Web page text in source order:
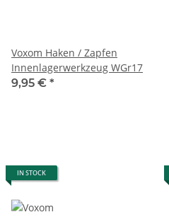
Voxom Haken / Zapfen
Innenlagerwerkzeug WGr17
9,95 € *
IN STOCK